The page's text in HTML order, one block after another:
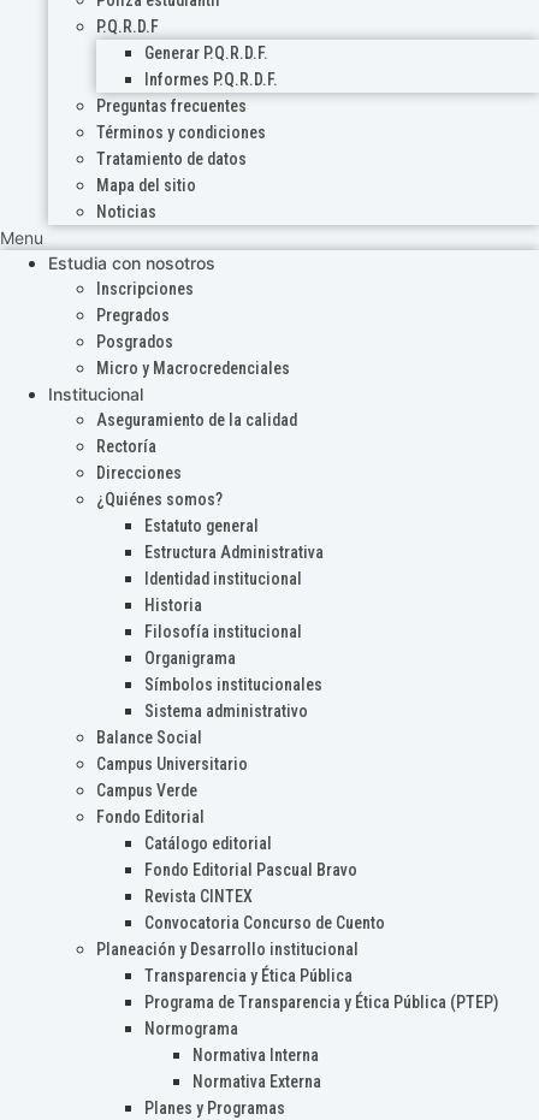
P.Q.R.D.F
Generar P.Q.R.D.F.
Informes P.Q.R.D.F.
Preguntas frecuentes
Términos y condiciones
Tratamiento de datos
Mapa del sitio
Noticias
Menu
Estudia con nosotros
Inscripciones
Pregrados
Posgrados
Micro y Macrocredenciales
Institucional
Aseguramiento de la calidad
Rectoría
Direcciones
¿Quiénes somos?
Estatuto general
Estructura Administrativa
Identidad institucional
Historia
Filosofía institucional
Organigrama
Símbolos institucionales
Sistema administrativo
Balance Social
Campus Universitario
Campus Verde
Fondo Editorial
Catálogo editorial
Fondo Editorial Pascual Bravo
Revista CINTEX
Convocatoria Concurso de Cuento
Planeación y Desarrollo institucional
Transparencia y Ética Pública
Programa de Transparencia y Ética Pública (PTEP)
Normograma
Normativa Interna
Normativa Externa
Planes y Programas